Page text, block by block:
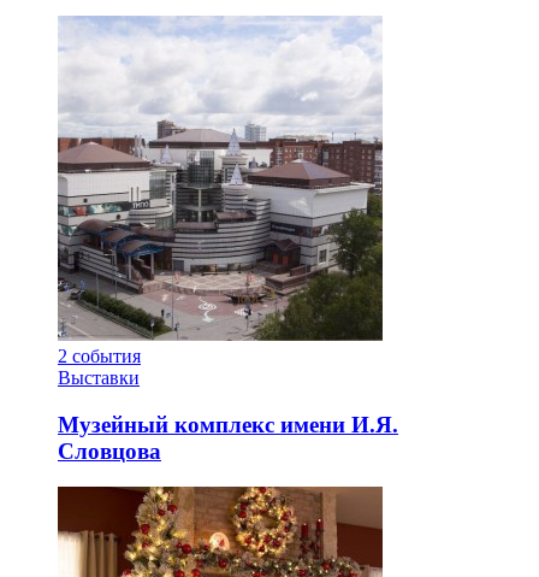
2 события
Выставки
Музейный комплекс имени И.Я.
Словцова